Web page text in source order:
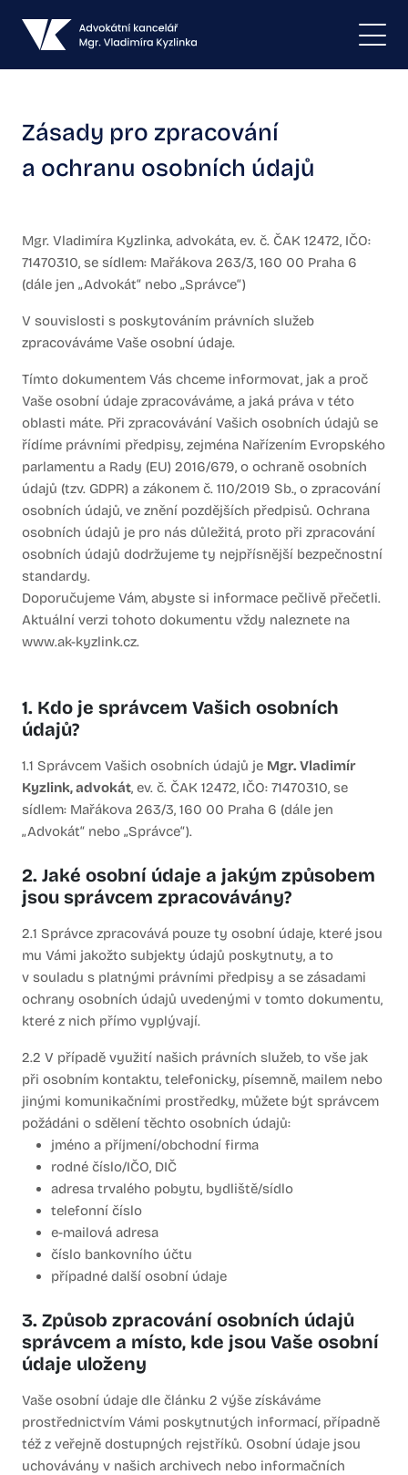
Zásady pro zpracování
a ochranu osobních údajů
Mgr. Vladimíra Kyzlinka, advokáta, ev. č. ČAK 12472, IČO:
71470310, se sídlem: Mařákova 263/3, 160 00 Praha 6
(dále jen „Advokát“ nebo „Správce“)
V souvislosti s poskytováním právních služeb
zpracováváme Vaše osobní údaje.
Tímto dokumentem Vás chceme informovat, jak a proč
Vaše osobní údaje zpracováváme, a jaká práva v této
oblasti máte. Při zpracovávání Vašich osobních údajů se
řídíme právními předpisy, zejména Nařízením Evropského
parlamentu a Rady (EU) 2016/679, o ochraně osobních
údajů (tzv. GDPR) a zákonem č. 110/2019 Sb., o zpracování
osobních údajů, ve znění pozdějších předpisů. Ochrana
osobních údajů je pro nás důležitá, proto při zpracování
osobních údajů dodržujeme ty nejpřísnější bezpečnostní
standardy.
Doporučujeme Vám, abyste si informace pečlivě přečetli.
Aktuální verzi tohoto dokumentu vždy naleznete na
www.ak-kyzlink.cz.
1. Kdo je správcem Vašich osobních
údajů?
1.1 Správcem Vašich osobních údajů je Mgr. Vladimír
Kyzlink, advokát, ev. č. ČAK 12472, IČO: 71470310, se
sídlem: Mařákova 263/3, 160 00 Praha 6 (dále jen
„Advokát“ nebo „Správce“).
2. Jaké osobní údaje a jakým způsobem
jsou správcem zpracovávány?
2.1 Správce zpracovává pouze ty osobní údaje, které jsou
mu Vámi jakožto subjekty údajů poskytnuty, a to
v souladu s platnými právními předpisy a se zásadami
ochrany osobních údajů uvedenými v tomto dokumentu,
které z nich přímo vyplývají.
2.2 V případě využití našich právních služeb, to vše jak
při osobním kontaktu, telefonicky, písemně, mailem nebo
jinými komunikačními prostředky, můžete být správcem
požádáni o sdělení těchto osobních údajů:
jméno a příjmení/obchodní firma
rodné číslo/IČO, DIČ
adresa trvalého pobytu, bydliště/sídlo
telefonní číslo
e-mailová adresa
číslo bankovního účtu
případné další osobní údaje
3. Způsob zpracování osobních údajů
správcem a místo, kde jsou Vaše osobní
údaje uloženy
Vaše osobní údaje dle článku 2 výše získáváme
prostřednictvím Vámi poskytnutých informací, případně
též z veřejně dostupných rejstříků. Osobní údaje jsou
uchovávány v našich archivech nebo informačních